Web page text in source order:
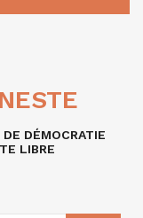
DÉMOCRATIE
LIBRE